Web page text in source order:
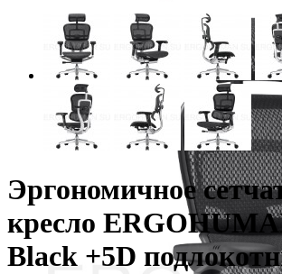
Эргономичное
кресло
Black +5D